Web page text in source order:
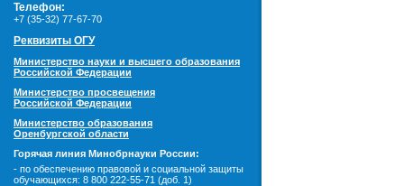
Телефон:
+7 (35-32) 77-67-70
Реквизиты ОГУ
Министерство науки и высшего образования
Российской Федерации
Министерство просвещения
Российской Федерации
Министерство образования
Оренбургской области
Горячая линия Минобрнауки России:
- по обеспечению правовой и социальной защиты
обучающихся: 8 800 222-55-71 (доб. 1)